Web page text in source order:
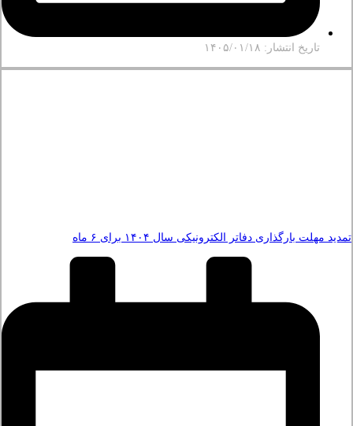
تاریخ انتشار: ۱۴۰۵/۰۱/۱۸
تمدید مهلت بارگذاری دفاتر الکترونیکی سال ۱۴۰۴ برای ۶ ماه